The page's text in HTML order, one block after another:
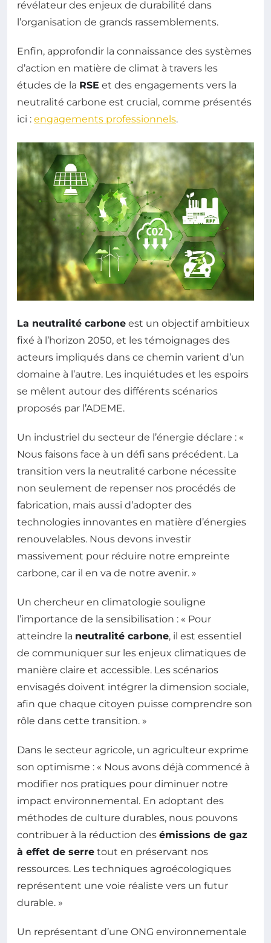
révélateur des enjeux de durabilité dans
l’organisation de grands rassemblements.
Enfin, approfondir la connaissance des systèmes
d’action en matière de climat à travers les
études de la RSE et des engagements vers la
neutralité carbone est crucial, comme présentés
ici : engagements professionnels.
La neutralité carbone est un objectif ambitieux
fixé à l’horizon 2050, et les témoignages des
acteurs impliqués dans ce chemin varient d’un
domaine à l’autre. Les inquiétudes et les espoirs
se mêlent autour des différents scénarios
proposés par l’ADEME.
Un industriel du secteur de l’énergie déclare : «
Nous faisons face à un défi sans précédent. La
transition vers la neutralité carbone nécessite
non seulement de repenser nos procédés de
fabrication, mais aussi d’adopter des
technologies innovantes en matière d’énergies
renouvelables. Nous devons investir
massivement pour réduire notre empreinte
carbone, car il en va de notre avenir. »
Un chercheur en climatologie souligne
l’importance de la sensibilisation : « Pour
atteindre la neutralité carbone, il est essentiel
de communiquer sur les enjeux climatiques de
manière claire et accessible. Les scénarios
envisagés doivent intégrer la dimension sociale,
afin que chaque citoyen puisse comprendre son
rôle dans cette transition. »
Dans le secteur agricole, un agriculteur exprime
son optimisme : « Nous avons déjà commencé à
modifier nos pratiques pour diminuer notre
impact environnemental. En adoptant des
méthodes de culture durables, nous pouvons
contribuer à la réduction des émissions de gaz
à effet de serre tout en préservant nos
ressources. Les techniques agroécologiques
représentent une voie réaliste vers un futur
durable. »
Un représentant d’une ONG environnementale